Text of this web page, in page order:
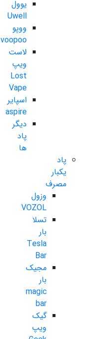
یوول
Uwell
ووپو
voopoo
لاست
ویپ
Lost
Vape
اسپایر
aspire
دیگر
پاد
ها
پاد
یکبار
مصرف
وزول
VOZOL
تسلا
بار
Tesla
Bar
مجیک
بار
magic
bar
گیک
ویپ